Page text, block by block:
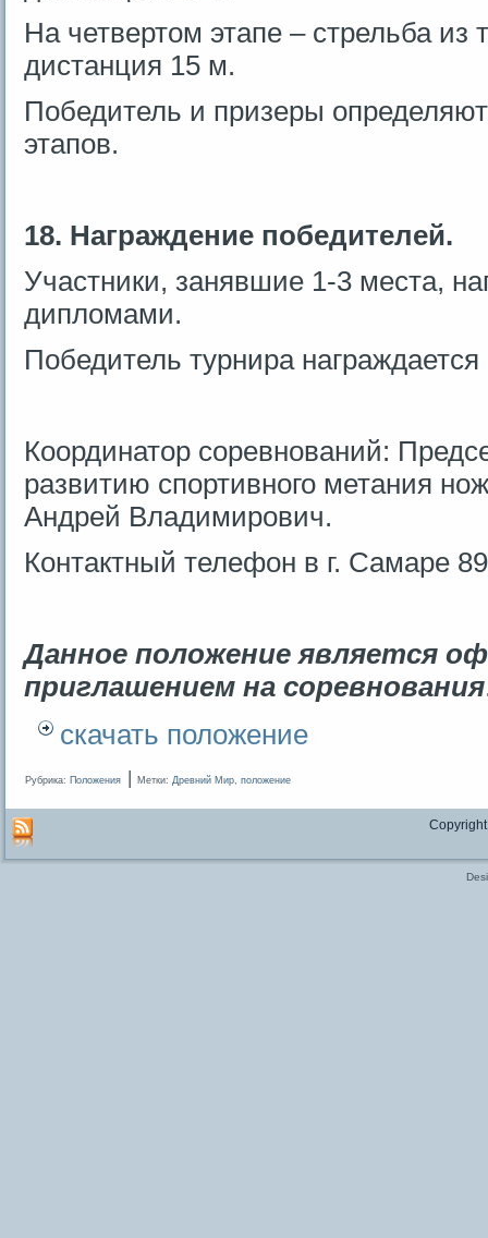
На четвертом этапе – стрельба из
дистанция 15 м.
Победитель и призеры
этапов.
18. Награждение победителей.
Участники, занявшие 1-3 места,
дипломами.
Победитель турнира награждается
Координатор соревнований:
развитию спортивного метания
Андрей Владимирович.
Контактный телефон в г. Самаре
Данное положение является
приглашением на соревнования
скачать положение
Рубрика: Положения | Метки: Древний Мир, положение